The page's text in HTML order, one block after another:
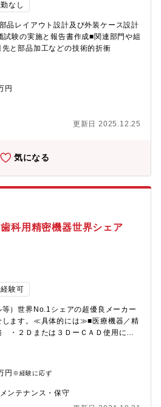
なし
品レイアウト設計及び外装ケース設計
験の実施と報告書作成■関連部門や組
と部品加工などの技術的折衝
円
更新日 2025.12.25
気になる
科用精密機器世界シェア
験可
）世界No.1シェアの超優良メーカー
します。≪具体的には≫■医療機器／精
・２Ｄまたは３ＤーＣＡＤ使用にて
計画書の作成） ・輸送包装試験の
魅力】■グローバル展開／企業指標世
実績を持ち、いまや売上高の海外比率
％以上なら理想企業、40％以上なら倒
円 ※経験に応ず
ンテナンス・保守